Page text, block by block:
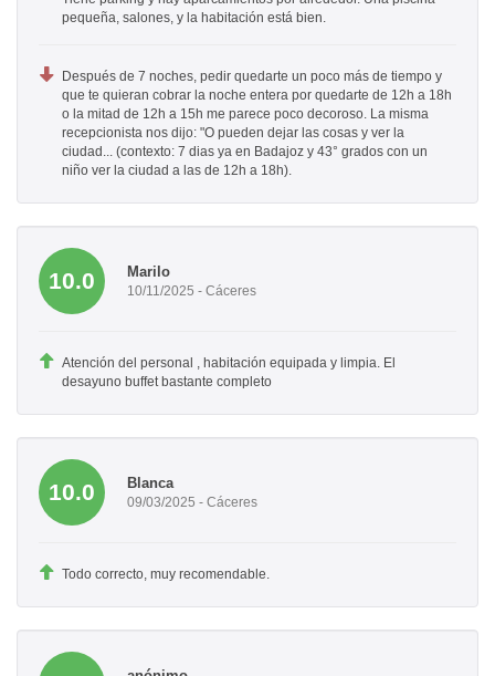
pequeña, salones, y la habitación está bien.
Después de 7 noches, pedir quedarte un poco más de tiempo y
que te quieran cobrar la noche entera por quedarte de 12h a 18h
o la mitad de 12h a 15h me parece poco decoroso. La misma
recepcionista nos dijo: "O pueden dejar las cosas y ver la
ciudad... (contexto: 7 dias ya en Badajoz y 43° grados con un
niño ver la ciudad a las de 12h a 18h).
10.0 Marilo
10/11/2025 - Cáceres
Atención del personal , habitación equipada y limpia. El
desayuno buffet bastante completo
10.0 Blanca
09/03/2025 - Cáceres
Todo correcto, muy recomendable.